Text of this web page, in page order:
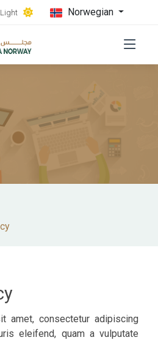
Light Norwegian
amet, consectetur adipiscing
eleifend, quam a vulputate